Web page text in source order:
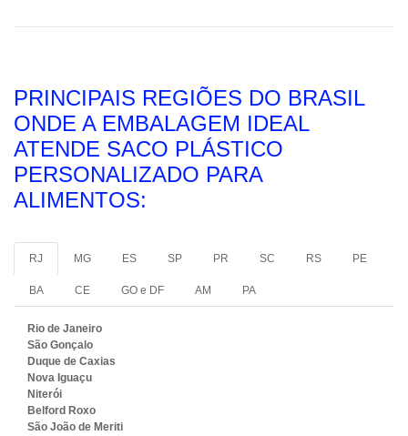
PRINCIPAIS REGIÕES DO BRASIL
ONDE A EMBALAGEM IDEAL
ATENDE SACO PLÁSTICO
PERSONALIZADO PARA
ALIMENTOS:
RJ MG ES SP PR SC RS PE
BA CE GO e DF AM PA
Rio de Janeiro
São Gonçalo
Duque de Caxias
Nova Iguaçu
Niterói
Belford Roxo
São João de Meriti